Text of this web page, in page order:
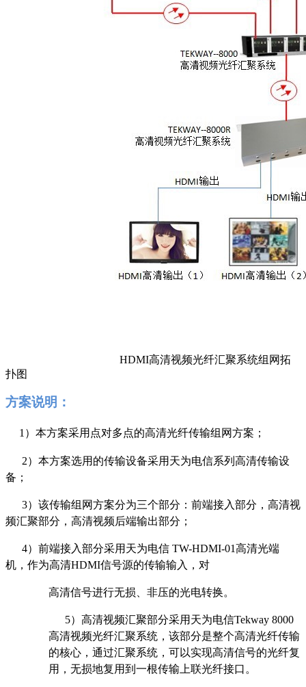
HDMI高清视频光纤汇聚系统组网拓
扑图
方案说明：
1 ）本方案采用点对多点的高清光纤传输组网方案；
2）本方案选用的传输设备采用天为电信系列高清传输设
备；
3）该传输组网方案分为三个部分：前端接入部分，高清视
频汇聚部分，高清视频后端输出部分；
4）前端接入部分采用天为电信 TW-HDMI-01高清光端
机，作为高清HDMI信号源的传输输入，对
高清信号进行无损、非压的光电转换。
5）高清视频汇聚部分采用天为电信Tekway 8000
高清视频光纤汇聚系统，该部分是整个高清光纤传输
的核心，通过汇聚系统，可以实现高清信号的光纤复
用，无损地复用到一根传输上联光纤接口。